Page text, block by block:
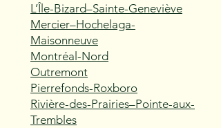
L’Île-Bizard–Sainte-Geneviève
Mercier–Hochelaga-
Maisonneuve
Montréal-Nord
Outremont
Pierrefonds-Roxboro
Rivière-des-Prairies–Pointe-aux-
Trembles